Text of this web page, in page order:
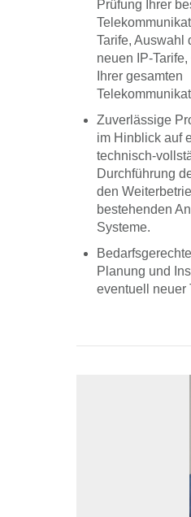
Prüfung Ihrer
Tarife, Auswahl
neuen IP-
Ihrer gesamten
Zuverlässige
im Hinblick auf
technisch-
Durchführung
den
bestehenden
Systeme.
Planung und
eventuell neuer